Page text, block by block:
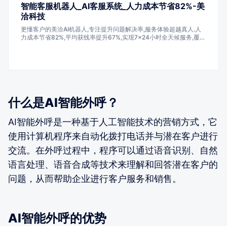
智能客服机器人_AI客服系统_人力成本节省82%-美
洽科技
更懂客户的美洽AI机器人,专注提升问题解决率,服务体验超越真人.人
力成本节省82%,平均获线率提升67%,实现7×24小时全天候服务,覆盖
什么是AI智能外呼？
AI智能外呼是一种基于人工智能技术的营销方式，它
使用计算机程序来自动化拨打电话并与潜在客户进行
交流。在外呼过程中，程序可以通过语音识别、自然
语言处理、语音合成等技术来理解和回答潜在客户的
问题，从而帮助企业进行客户服务和销售。
AI智能外呼的优势